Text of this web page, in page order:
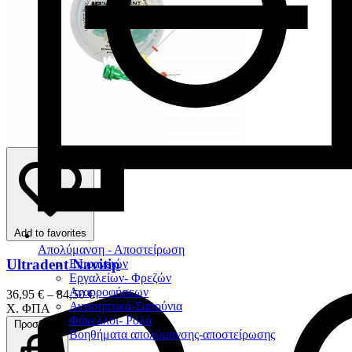
Απολύμανση - Αποστείρωση
Επιφανειών
Εργαλείων- Φρεζών
Αναρροφήσεων
Αντισηπτικά-Σαπούνια
Φάκελλοι- Ρολά
Βοηθήματα απολύμανσης-αποστείρωσης
Add to favorites
Ultradent Navitip
36,95 € – 84,50 €
Χ. ΦΠΑ
Προσθήκη